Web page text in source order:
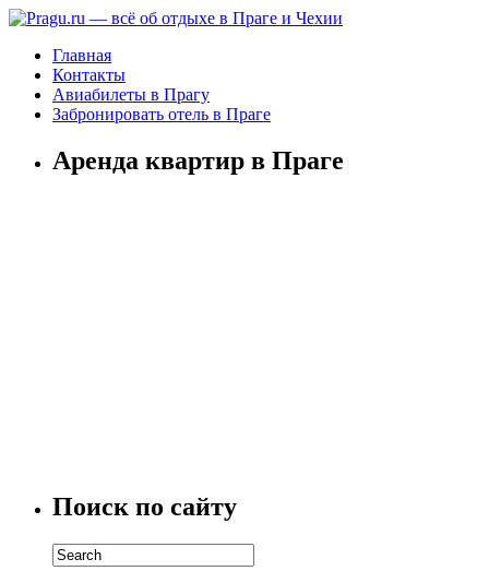
Главная
Контакты
Авиабилеты в Прагу
Забронировать отель в Праге
Аренда квартир в Праге
Поиск по сайту